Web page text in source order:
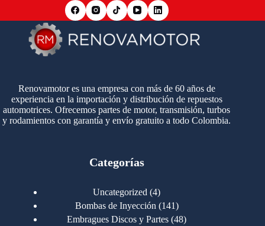
Renovamotor es una empresa con más de 60 años de
experiencia en la importación y distribución de repuestos
automotrices. Ofrecemos partes de motor, transmisión, turbos
y rodamientos con garantía y envío gratuito a todo Colombia.
Categorías
Uncategorized 44
productos
Bombas de Inyección 141141
productos
Embragues Discos y Partes 4848